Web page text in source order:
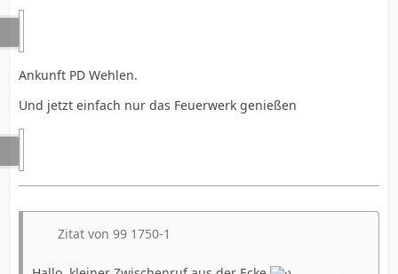
Ankunft PD Wehlen.
Und jetzt einfach nur das Feuerwerk genießen
Zitat von 99 1750-1